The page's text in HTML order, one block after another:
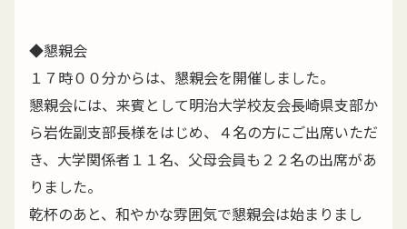
◆懇親会
１７時００分からは、懇親会を開催しました。
懇親会には、来賓として明治大学校友会長崎県支部か
ら岩佐副支部長様をはじめ、４名の方にご出席いただ
き、大学関係者１１名、父母会員も２２名の出席があ
りました。
乾杯のあと、和やかな雰囲気で懇親会は始まりまし